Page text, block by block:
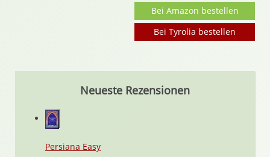
Bei Amazon bestellen
Bei Tyrolia bestellen
Neueste Rezensionen
Persiana Easy